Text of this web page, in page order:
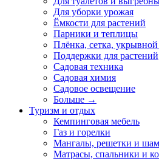
Для уборки урожая
Ёмкости для растений
Парники и теплицы
Плёнка, сетка,
Поддержки для растений
Садовая техника
Садовая химия
Садовое освещение
Больше →
Туризм и отдых
Кемпинговая мебель
Газ и горелки
Мангалы, решетки и
Матрасы, cпальники и